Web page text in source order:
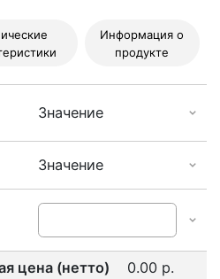
Информация о
продукте
Значение
Значение
цена (нетто) 0.00 р.